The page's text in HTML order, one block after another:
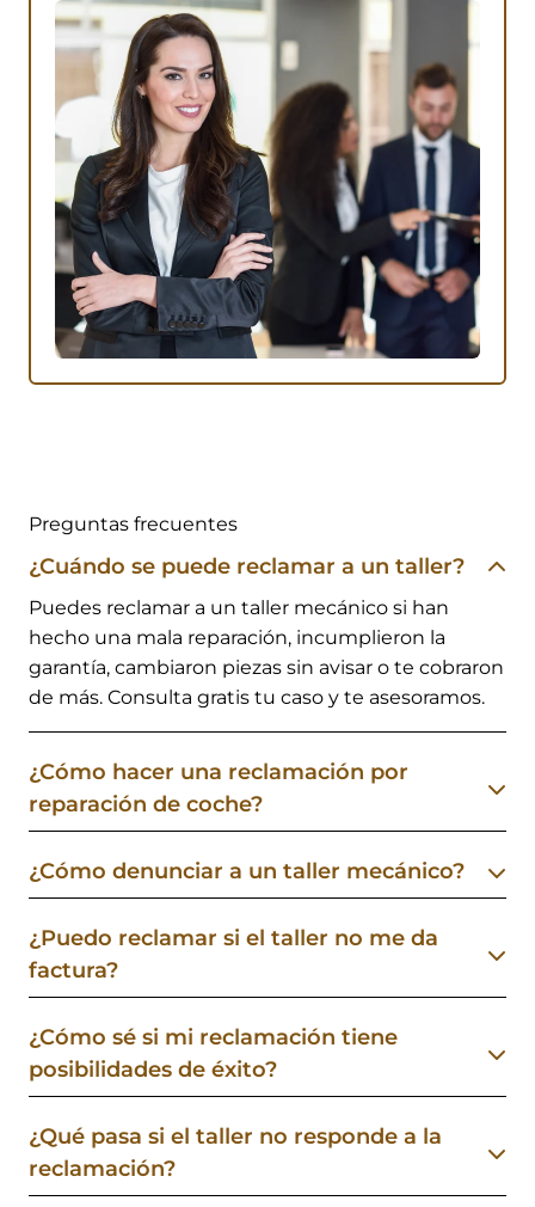
Preguntas frecuentes
¿Cuándo se puede reclamar a un taller?
Puedes reclamar a un taller mecánico si han
hecho una mala reparación, incumplieron la
garantía, cambiaron piezas sin avisar o te cobraron
de más. Consulta gratis tu caso y te asesoramos.
¿Cómo hacer una reclamación por
reparación de coche?
¿Cómo denunciar a un taller mecánico?
¿Puedo reclamar si el taller no me da
factura?
¿Cómo sé si mi reclamación tiene
posibilidades de éxito?
¿Qué pasa si el taller no responde a la
reclamación?